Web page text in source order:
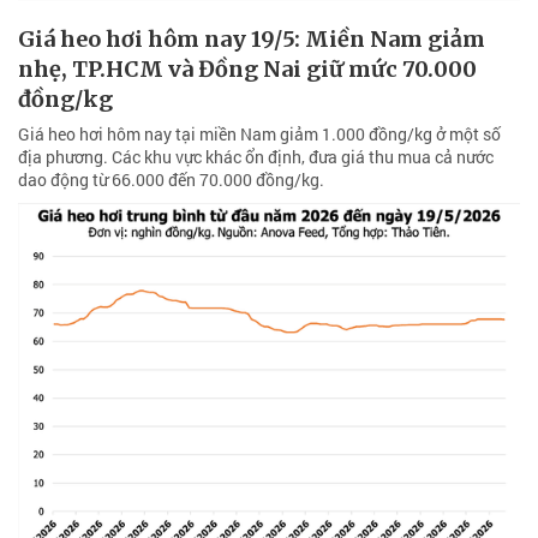
Giá heo hơi hôm nay 19/5: Miền Nam giảm
nhẹ, TP.HCM và Đồng Nai giữ mức 70.000
đồng/kg
Giá heo hơi hôm nay tại miền Nam giảm 1.000 đồng/kg ở một số
địa phương. Các khu vực khác ổn định, đưa giá thu mua cả nước
dao động từ 66.000 đến 70.000 đồng/kg.